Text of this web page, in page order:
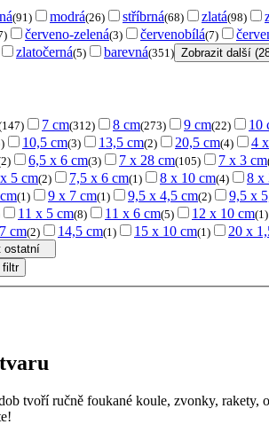
(91) modrá(26) stříbrná(68) zlatá(98)
červeno-zelená(3) červenobílá(7)
zlatočerná(5) barevná(351) Zobrazit další
7 cm(312) 8 cm(273) 9 cm(22) 10
10,5 cm(3) 13,5 cm(2) 20,5 cm(4) 4
6,5 x 6 cm(3) 7 x 28 cm(105) 7 x 3 cm
5 cm(2) 7,5 x 6 cm(1) 8 x 10 cm(4) 8 x
(1) 9 x 7 cm(1) 9,5 x 4,5 cm(2) 9,5 x
11 x 5 cm(8) 11 x 6 cm(5) 12 x 10 cm(1)
cm(2) 14,5 cm(1) 15 x 10 cm(1) 20 x
ostatní
filtr
tvoří ručně foukané koule, zvonky,